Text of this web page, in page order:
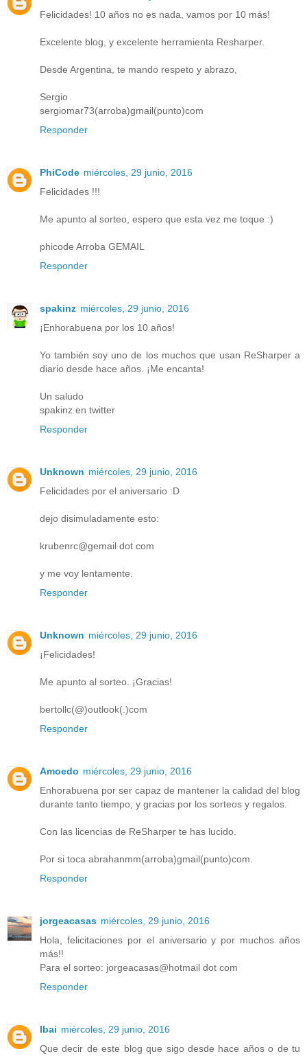
Felicidades! 10 años no es nada, vamos por 10 más!
Excelente blog, y excelente herramienta Resharper.
Desde Argentina, te mando respeto y abrazo,
Sergio
sergiomar73(arroba)gmail(punto)com
Responder
PhiCode miércoles, 29 junio, 2016
Felicidades !!!
Me apunto al sorteo, espero que esta vez me toque :)
phicode Arroba GEMAIL
Responder
spakinz miércoles, 29 junio, 2016
¡Enhorabuena por los 10 años!
Yo también soy uno de los muchos que usan ReSharper a
diario desde hace años. ¡Me encanta!
Un saludo
spakinz en twitter
Responder
Unknown miércoles, 29 junio, 2016
Felicidades por el aniversario :D
dejo disimuladamente esto:
krubenrc@gemail dot com
y me voy lentamente.
Responder
Unknown miércoles, 29 junio, 2016
¡Felicidades!
Me apunto al sorteo. ¡Gracias!
bertollc(@)outlook(.)com
Responder
Amoedo miércoles, 29 junio, 2016
Enhorabuena por ser capaz de mantener la calidad del blog
durante tanto tiempo, y gracias por los sorteos y regalos.
Con las licencias de ReSharper te has lucido.
Por si toca abrahanmm(arroba)gmail(punto)com.
Responder
jorgeacasas miércoles, 29 junio, 2016
Hola, felicitaciones por el aniversario y por muchos años
más!!
Para el sorteo: jorgeacasas@hotmail dot com
Responder
Ibai miércoles, 29 junio, 2016
Que decir de este blog que sigo desde hace años o de tu